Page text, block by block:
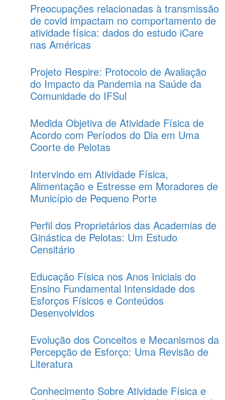
Preocupações relacionadas à transmissão
de covid impactam no comportamento de
atividade física: dados do estudo iCare
nas Américas
Projeto Respire: Protocolo de Avaliação
do Impacto da Pandemia na Saúde da
Comunidade do IFSul
Medida Objetiva de Atividade Física de
Acordo com Períodos do Dia em Uma
Coorte de Pelotas
Intervindo em Atividade Física,
Alimentação e Estresse em Moradores de
Município de Pequeno Porte
Perfil dos Proprietários das Academias de
Ginástica de Pelotas: Um Estudo
Censitário
Educação Física nos Anos Iniciais do
Ensino Fundamental Intensidade dos
Esforços Físicos e Conteúdos
Desenvolvidos
Evolução dos Conceitos e Mecanismos da
Percepção de Esforço: Uma Revisão de
Literatura
Conhecimento Sobre Atividade Física e